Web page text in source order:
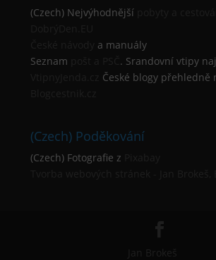
(Czech) Nejvýhodnější
a manuály
Seznam
. Srandovní vtipy
České blogy přehledně
(Czech) Poděkování
(Czech) Fotografie z